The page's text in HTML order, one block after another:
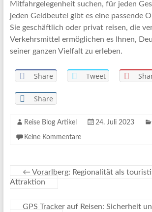
Mitfahrgelegenheit suchen, für jeden
jeden Geldbeutel gibt es eine passende
Sie geschäftlich oder privat reisen, die
Verkehrsmittel ermöglichen es Ihnen,
seiner ganzen Vielfalt zu erleben.
Share Tweet
Share
Reise Blog Artikel 24. Juli 2023
Keine Kommentare
← Vorarlberg: Regionalität als
Attraktion
GPS Tracker auf Reisen: Sicherheit